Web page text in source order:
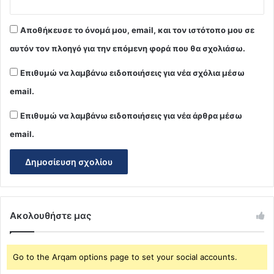
Αποθήκευσε το όνομά μου, email, και τον ιστότοπο μου σε
αυτόν τον πλοηγό για την επόμενη φορά που θα σχολιάσω.
Επιθυμώ να λαμβάνω ειδοποιήσεις για νέα σχόλια μέσω
email.
Επιθυμώ να λαμβάνω ειδοποιήσεις για νέα άρθρα μέσω
email.
Ακολουθήστε μας
Go to the Arqam options page to set your social accounts.